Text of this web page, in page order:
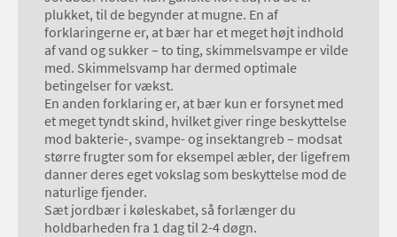
plukket, til de begynder at mugne. En af
forklaringerne er, at bær har et meget højt indhold
af vand og sukker – to ting, skimmelsvampe er vilde
med. Skimmelsvamp har dermed optimale
betingelser for vækst.
En anden forklaring er, at bær kun er forsynet med
et meget tyndt skind, hvilket giver ringe beskyttelse
mod bakterie-, svampe- og insektangreb – modsat
større frugter som for eksempel æbler, der ligefrem
danner deres eget vokslag som beskyttelse mod de
naturlige fjender.
Sæt jordbær i køleskabet, så forlænger du
holdbarheden fra 1 dag til 2-4 døgn.